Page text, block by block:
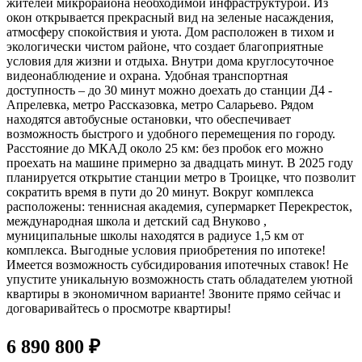
окон открывается прекрасный вид на зеленые насаждения,
атмосферу спокойствия и уюта. Дом расположен в тихом и
экологически чистом районе, что создает благоприятные
условия для жизни и отдыха. Внутри дома круглосуточное
видеонаблюдение и охрана. Удобная транспортная
доступность – до 30 минут можно доехать до станции Д4 -
Апрелевка, метро Рассказовка, метро Саларьево. Рядом
находятся автобусные остановки, что обеспечивает
возможность быстрого и удобного перемещения по городу.
Расстояние до МКАД около 25 км: без пробок его можно
проехать на машине примерно за двадцать минут. В 2025 году
планируется открытие станции метро в Троицке, что позволит
сократить время в пути до 20 минут. Вокруг комплекса
расположены: теннисная академия, супермаркет Перекресток,
международная школа и детский сад Внуково ,
муниципальные школы находятся в радиусе 1,5 км от
комплекса. Выгодные условия приобретения по ипотеке!
Имеется возможность субсидирования ипотечных ставок! Не
упустите уникальную возможность стать обладателем уютной
квартиры в экономичном варианте! Звоните прямо сейчас и
договаривайтесь о просмотре квартиры!
6 890 800 ₽